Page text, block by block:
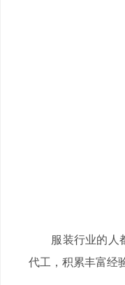
服装行业的人都
代工，积累丰富经